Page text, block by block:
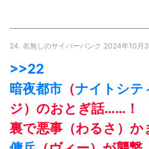
24. 名無しのサイバーパンク 2024年10月
>>22
暗夜都市 （ナイトシテ
ジ）のおとぎ話……！
裏で悪事（わるさ）